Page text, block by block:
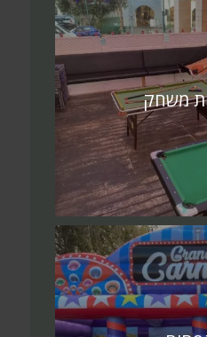
משחק